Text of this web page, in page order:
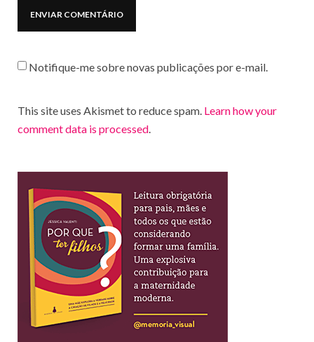
Notifique-me sobre novas publicações por e-mail.
This site uses Akismet to reduce spam. Learn how your
comment data is processed.